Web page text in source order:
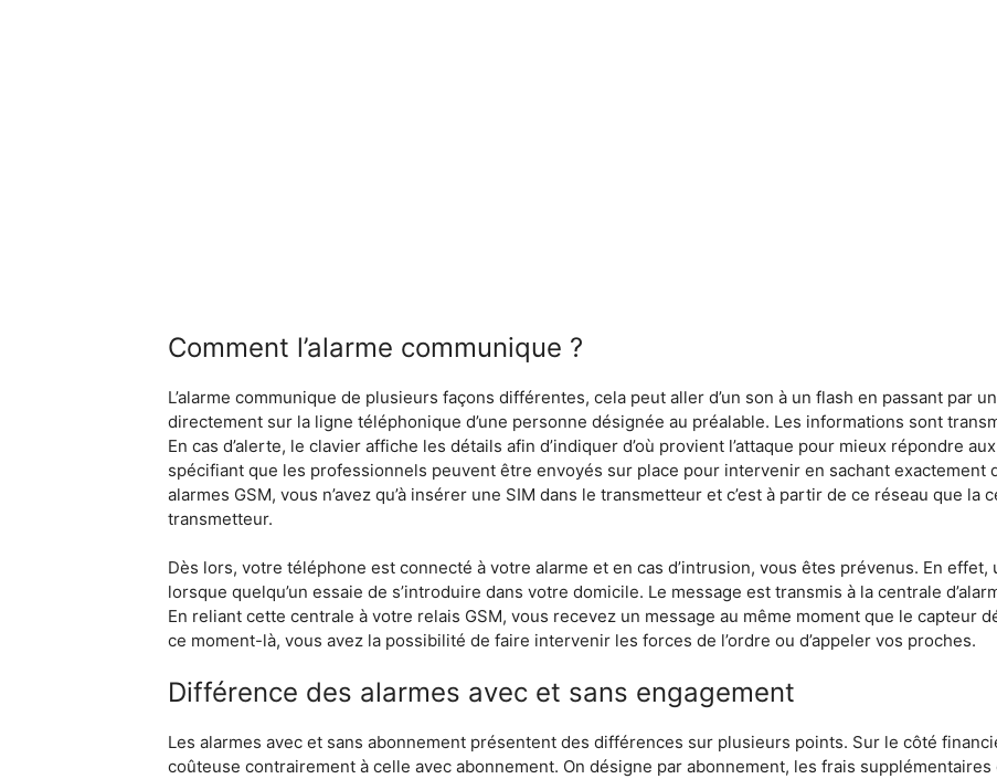
Comment l’alarme communique ?
L’alarme communique de plusieurs façons différentes, cela peut aller d’un son à un flash en passant par
directement sur la ligne téléphonique d’une personne désignée au préalable. Les informations sont
En cas d’alerte, le clavier affiche les détails afin d’indiquer d’où provient l’attaque pour mieux répondre
spécifiant que les professionnels peuvent être envoyés sur place pour intervenir en sachant exactement
alarmes GSM, vous n’avez qu’à insérer une SIM dans le transmetteur et c’est à partir de ce réseau que la
transmetteur.
Dès lors, votre téléphone est connecté à votre alarme et en cas d’intrusion, vous êtes prévenus. En
lorsque quelqu’un essaie de s’introduire dans votre domicile. Le message est transmis à la centrale
En reliant cette centrale à votre relais GSM, vous recevez un message au même moment que le capteur
ce moment-là, vous avez la possibilité de faire intervenir les forces de l’ordre ou d’appeler vos proches.
Différence des alarmes avec et sans engagement
Les alarmes avec et sans abonnement présentent des différences sur plusieurs points. Sur le côté
coûteuse contrairement à celle avec abonnement. On désigne par abonnement, les frais